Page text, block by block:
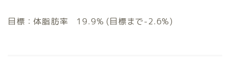
目標：体脂肪率 19.9% (目標まで-2.6%)